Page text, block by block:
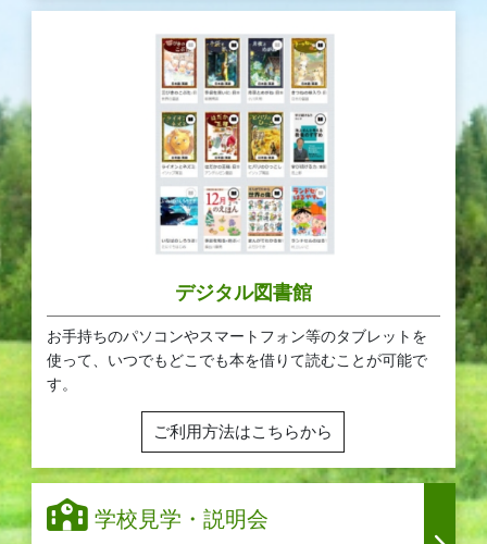
デジタル図書館
お手持ちのパソコンやスマートフォン等のタブレットを
使って、いつでもどこでも本を借りて読むことが可能で
す。
ご利用方法はこちらから
学校見学・説明会